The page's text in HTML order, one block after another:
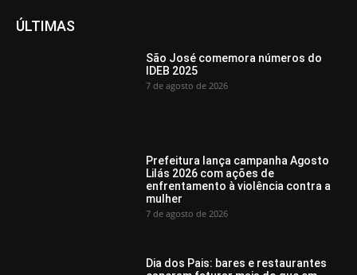
ÚLTIMAS
São José comemora números do
IDEB 2025
7 de agosto de 2026
Prefeitura lança campanha Agosto
Lilás 2026 com ações de
enfrentamento à violência contra a
mulher
7 de agosto de 2026
Dia dos Pais: bares e restaurantes